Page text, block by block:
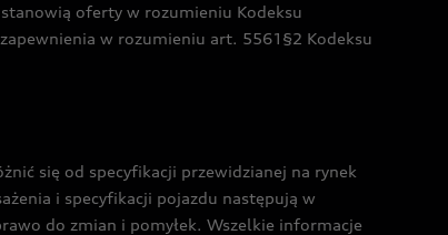
oferty w rozumieniu Kodeksu
w rozumieniu art. 5561§2 Kodeksu
się od specyfikacji przewidzianej na rynek
i specyfikacji pojazdu następują w
do zmian i pomyłek. Wszelkie informacje